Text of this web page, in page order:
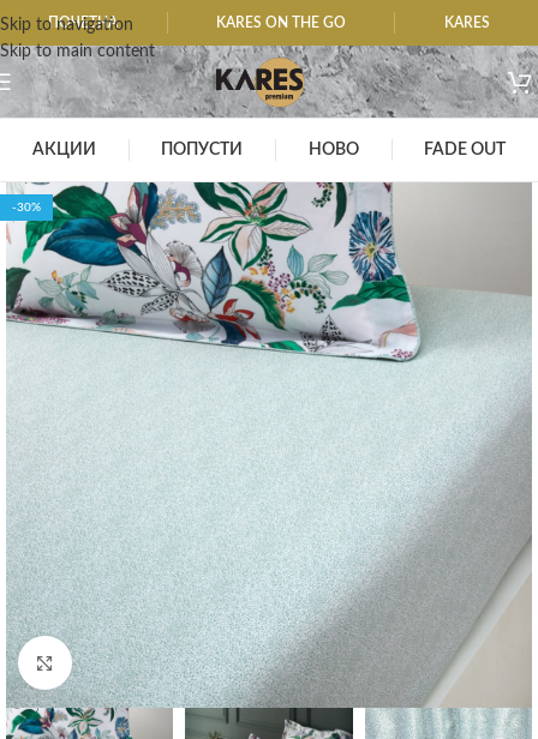
Skip to navigation
Skip to main content
ПОЧЕТНА KARES ON THE GO KARES
АКЦИИ ПОПУСТИ НОВО FADE OUT
-30%
Click to enlarge